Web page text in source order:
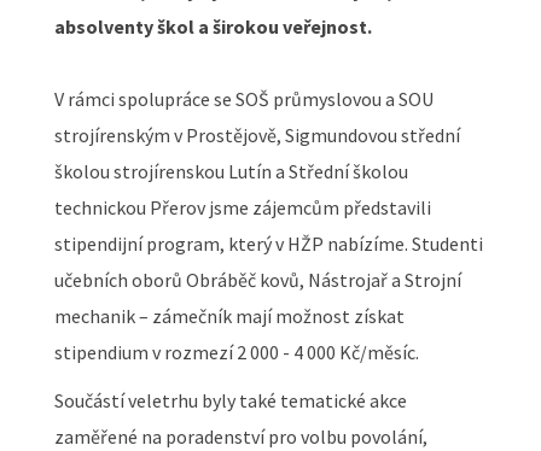
absolventy škol a širokou veřejnost.
V rámci spolupráce se SOŠ průmyslovou a SOU
strojírenským v Prostějově, Sigmundovou střední
školou strojírenskou Lutín a Střední školou
technickou Přerov jsme zájemcům představili
stipendijní program, který v HŽP nabízíme. Studenti
učebních oborů Obráběč kovů, Nástrojař a Strojní
mechanik – zámečník mají možnost získat
stipendium v rozmezí 2 000 - 4 000 Kč/měsíc.
Součástí veletrhu byly také tematické akce
zaměřené na poradenství pro volbu povolání,